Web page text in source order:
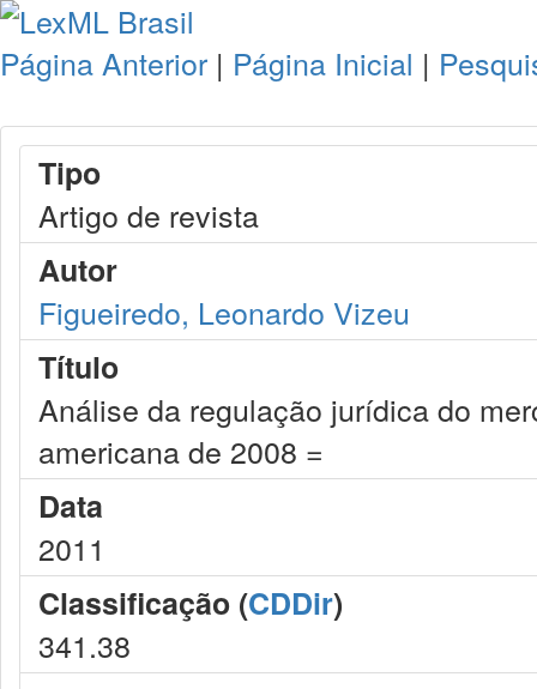
Página Anterior | Página Inicial |
Tipo
Artigo de revista
Autor
Figueiredo, Leonardo Vizeu
Título
Análise da regulação jurídica do
americana de 2008 =
Data
2011
Classificação (CDDir)
341.38